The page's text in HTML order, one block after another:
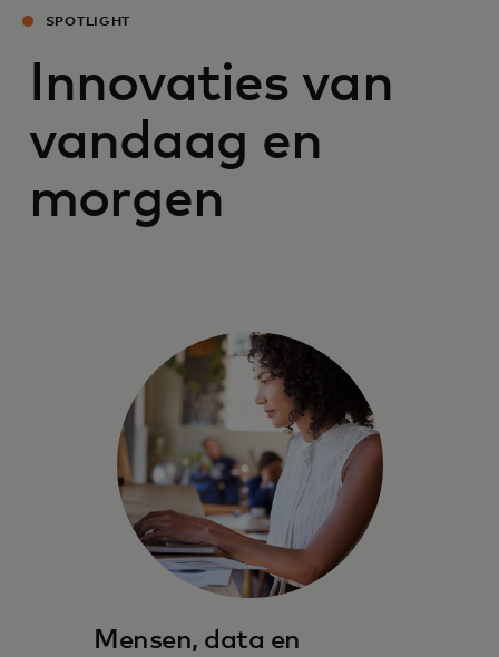
SPOTLIGHT
Innovaties van
vandaag en
morgen
Mensen, data en